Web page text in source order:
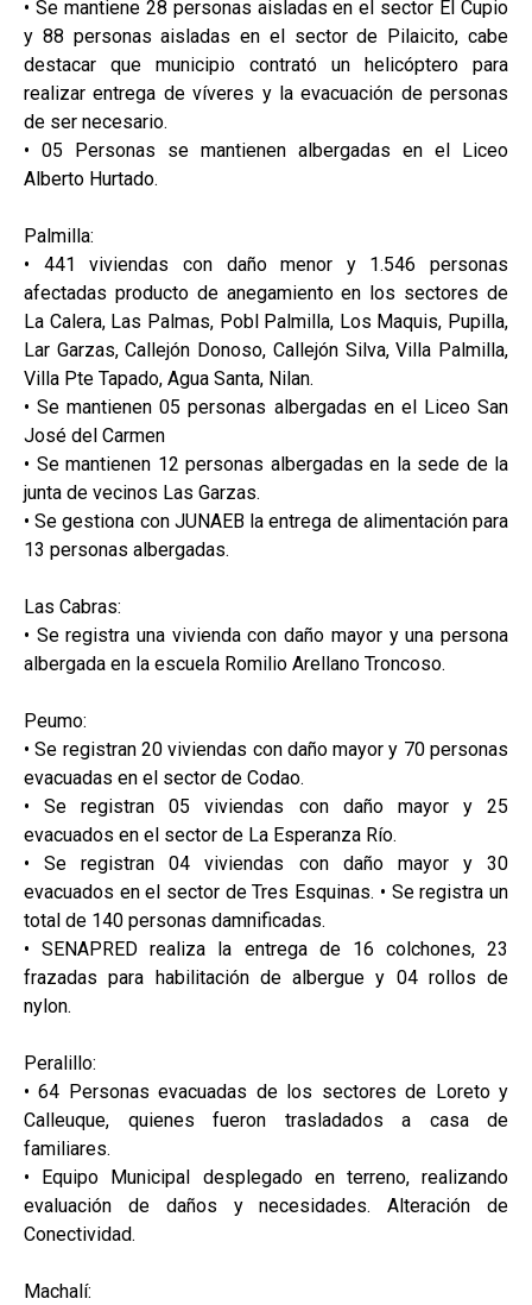
• Se mantiene 28 personas aisladas en el sector El Cupio
y 88 personas aisladas en el sector de Pilaicito, cabe
destacar que municipio contrató un helicóptero para
realizar entrega de víveres y la evacuación de personas
de ser necesario.
• 05 Personas se mantienen albergadas en el Liceo
Alberto Hurtado.
Palmilla:
• 441 viviendas con daño menor y 1.546 personas
afectadas producto de anegamiento en los sectores de
La Calera, Las Palmas, Pobl Palmilla, Los Maquis, Pupilla,
Lar Garzas, Callejón Donoso, Callejón Silva, Villa Palmilla,
Villa Pte Tapado, Agua Santa, Nilan.
• Se mantienen 05 personas albergadas en el Liceo San
José del Carmen
• Se mantienen 12 personas albergadas en la sede de la
junta de vecinos Las Garzas.
• Se gestiona con JUNAEB la entrega de alimentación para
13 personas albergadas.
Las Cabras:
• Se registra una vivienda con daño mayor y una persona
albergada en la escuela Romilio Arellano Troncoso.
Peumo:
• Se registran 20 viviendas con daño mayor y 70 personas
evacuadas en el sector de Codao.
• Se registran 05 viviendas con daño mayor y 25
evacuados en el sector de La Esperanza Río.
• Se registran 04 viviendas con daño mayor y 30
evacuados en el sector de Tres Esquinas. • Se registra un
total de 140 personas damnificadas.
• SENAPRED realiza la entrega de 16 colchones, 23
frazadas para habilitación de albergue y 04 rollos de
nylon.
Peralillo:
• 64 Personas evacuadas de los sectores de Loreto y
Calleuque, quienes fueron trasladados a casa de
familiares.
• Equipo Municipal desplegado en terreno, realizando
evaluación de daños y necesidades. Alteración de
Conectividad.
Machalí: